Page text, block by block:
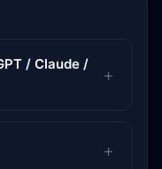
/ Claude /